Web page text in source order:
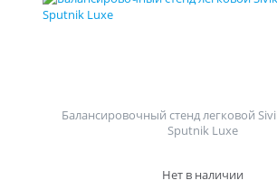
Балансировочный стенд легковой
Sputnik Luxe
Нет в наличии